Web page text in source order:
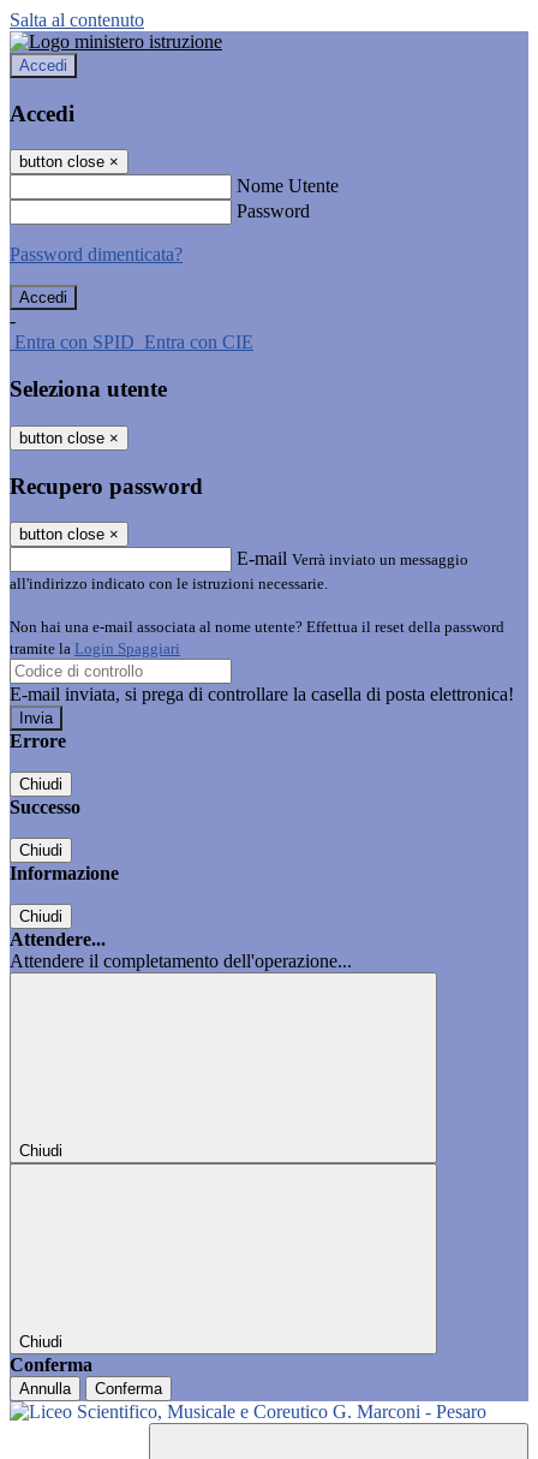
Salta al contenuto
Accedi
Accedi
button close ×
Nome Utente
Password
Password dimenticata?
-
Entra con SPID Entra con CIE
Seleziona utente
button close ×
Recupero password
button close ×
E-mail Verrà inviato un messaggio
all'indirizzo indicato con le istruzioni necessarie.
Non hai una e-mail associata al nome utente? Effettua il reset della password
tramite la Login Spaggiari
E-mail inviata, si prega di controllare la casella di posta elettronica!
Errore
Chiudi
Successo
Chiudi
Informazione
Chiudi
Attendere...
Attendere il completamento dell'operazione...
Chiudi
Chiudi
Conferma
Annulla Conferma